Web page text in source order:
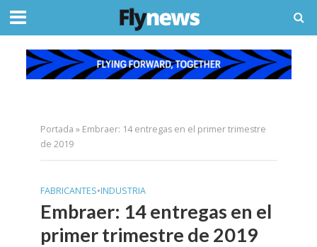
Portada » Embraer: 14 entregas en el primer trimestre
de 2019
FABRICANTES•INDUSTRIA
Embraer: 14 entregas en el
primer trimestre de 2019